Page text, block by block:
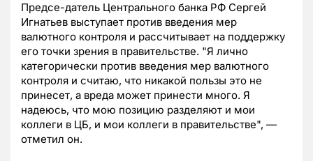
Предсе-датель Центрального банка РФ Сергей
Игнатьев выступает против введения мер
валютного контроля и рассчитывает на поддержку
его точки зрения в правительстве. "Я лично
категорически против введения мер валютного
контроля и считаю, что никакой пользы это не
принесет, а вреда может принести много. Я
надеюсь, что мою позицию разделяют и мои
коллеги в ЦБ, и мои коллеги в правительстве", —
отметил он.